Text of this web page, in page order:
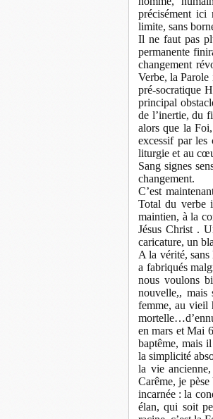
précisément ici
limite, sans
Il ne faut pas
permanente
changement
Verbe, la
pré-socratique
principal
de l’inertie, du
alors que la
excessif par
liturgie et au
Sang signes
changement.
C’est
Total du verbe
maintien, à la
Jésus Christ .
caricature, un
A la vérité,
a fabriqués
nous voulons
nouvelle,,
femme, au vieil
en mars et Mai
baptême, mais
la simplicité
la vie
Carême, je
incarnée : la
élan, qui soit